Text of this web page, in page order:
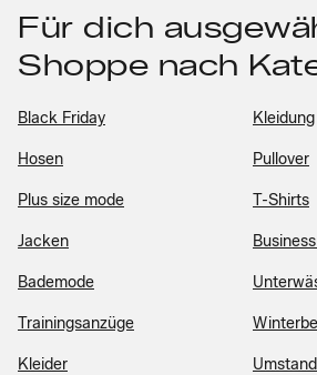
Für dich
Shoppe nach
Black Friday Kleidung
Hosen Pullover
Plus size mode T-Shirts
Jacken
Bademode
Trainingsanzüge
Kleider